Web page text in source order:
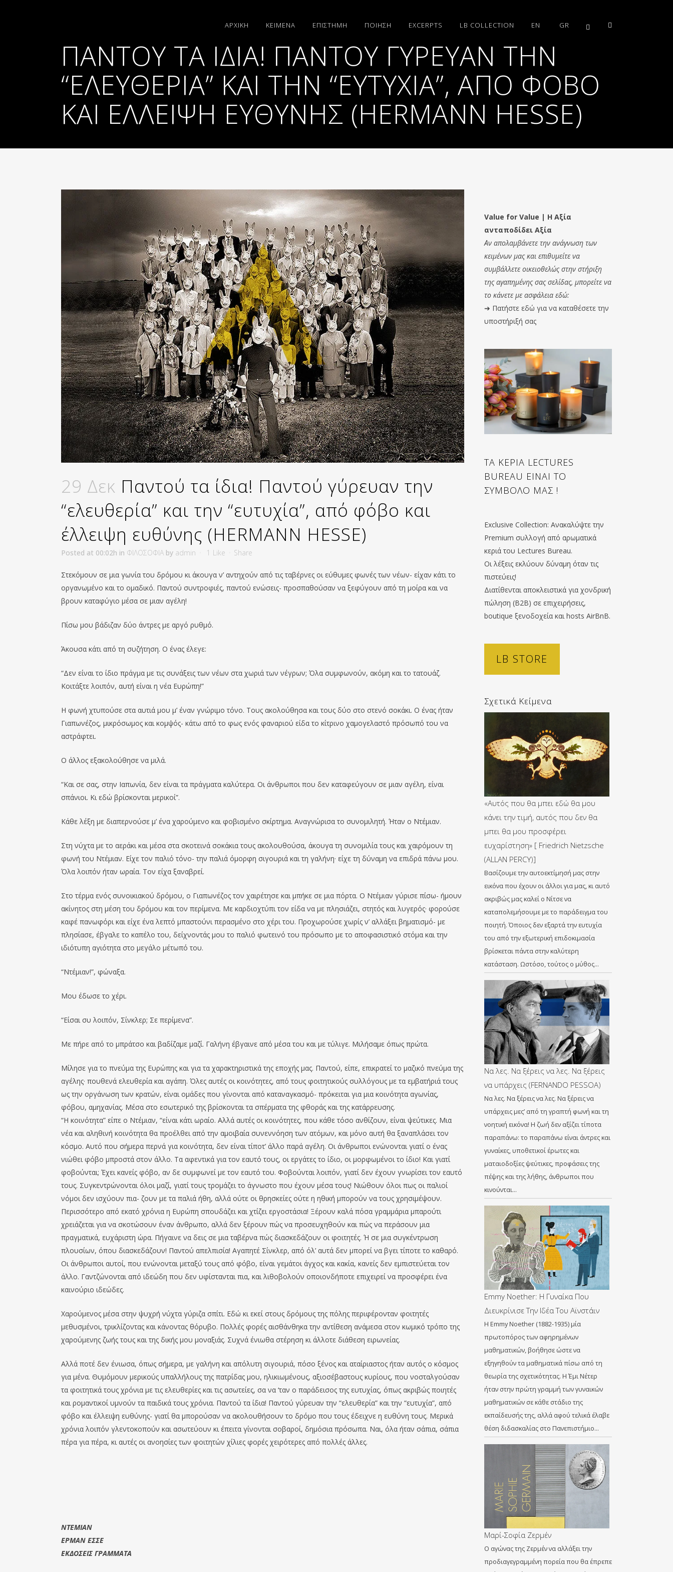
ΑΡΧΙΚΗ ΚΕΙΜΕΝΑ ΕΠΙΣΤΗΜΗ ΠΟΙΗΣΗ EXCERPTS LB COLLECTION EN GR
ΠΑΝΤΟΎ ΤΑ ΊΔΙΑ! ΠΑΝΤΟΎ ΓΎΡΕΥΑΝ ΤΗΝ
“ΕΛΕΥΘΕΡΊΑ” ΚΑΙ ΤΗΝ “ΕΥΤΥΧΊΑ”, ΑΠΌ ΦΌΒΟ
ΚΑΙ ΈΛΛΕΙΨΗ ΕΥΘΎΝΗΣ (HERMANN HESSE)
29 Δεκ Παντού τα ίδια! Παντού γύρευαν την
“ελευθερία” και την “ευτυχία”, από φόβο και
έλλειψη ευθύνης (HERMANN HESSE)
Posted at 00:02h in ΦΙΛΟΣΟΦΙΑ by admin 1 Like Share
Στεκόμουν σε μια γωνία του δρόμου κι άκουγα ν’ αντηχούν από τις ταβέρνες οι εύθυμες φωνές των νέων- είχαν κάτι το
οργανωμένο και το ομαδικό. Παντού συντροφιές, παντού ενώσεις- προσπαθούσαν να ξεφύγουν από τη μοίρα και να
βρουν καταφύγιο μέσα σε μιαν αγέλη!
Πίσω μου βάδιζαν δύο άντρες με αργό ρυθμό.
Άκουσα κάτι από τη συζήτηση. Ο ένας έλεγε:
“Δεν είναι το ίδιο πράγμα με τις συνάξεις των νέων στα χωριά των νέγρων; Όλα συμφωνούν, ακόμη και το τατουάζ.
Κοιτάξτε λοιπόν, αυτή είναι η νέα Ευρώπη!”
Η φωνή χτυπούσε στα αυτιά μου μ’ έναν γνώριμο τόνο. Τους ακολούθησα και τους δύο στο στενό σοκάκι. Ο ένας ήταν
Γιαπωνέζος, μικρόσωμος και κομψός- κάτω από το φως ενός φαναριού είδα το κίτρινο χαμογελαστό πρόσωπό του να
αστράφτει.
Ο άλλος εξακολούθησε να μιλά.
“Και σε σας, στην Ιαπωνία, δεν είναι τα πράγματα καλύτερα. Οι άνθρωποι που δεν καταφεύγουν σε μιαν αγέλη, είναι
σπάνιοι. Κι εδώ βρίσκονται μερικοί”.
Κάθε λέξη με διαπερνούσε μ’ ένα χαρούμενο και φοβισμένο σκίρτημα. Αναγνώρισα το συνομιλητή. Ήταν ο Ντέμιαν.
Στη νύχτα με το αεράκι και μέσα στα σκοτεινά σοκάκια τους ακολουθούσα, άκουγα τη συνομιλία τους και χαιρόμουν τη
φωνή του Ντέμιαν. Είχε τον παλιό τόνο- την παλιά όμορφη σιγουριά και τη γαλήνη· είχε τη δύναμη να επιδρά πάνω μου.
Όλα λοιπόν ήταν ωραία. Τον είχα ξαναβρεί.
Στο τέρμα ενός συνοικιακού δρόμου, ο Γιαπωνέζος τον χαιρέτησε και μπήκε σε μια πόρτα. Ο Ντέμιαν γύρισε πίσω- ήμουν
ακίνητος στη μέση του δρόμου και τον περίμενα. Με καρδιοχτύπι τον είδα να με πλησιάζει, στητός και λυγερός· φορούσε
καφέ πανωφόρι και είχε ένα λεπτό μπαστούνι περασμένο στο χέρι του. Προχωρούσε χωρίς ν’ αλλάξει βηματισμό- με
πλησίασε, έβγαλε το καπέλο του, δείχνοντάς μου το παλιό φωτεινό του πρόσωπο με το αποφασιστικό στόμα και την
ιδιότυπη αγιότητα στο μεγάλο μέτωπό του.
“Ντέμιαν!”, φώναξα.
Μου έδωσε το χέρι.
“Είσαι συ λοιπόν, Σίνκλερ; Σε περίμενα”.
Με πήρε από το μπράτσο και βαδίζαμε μαζί. Γαλήνη έβγαινε από μέσα του και με τύλιγε. Μιλήσαμε όπως πρώτα.
Μίλησε για το πνεύμα της Ευρώπης και για τα χαρακτηριστικά της εποχής μας. Παντού, είπε, επικρατεί το μαζικό πνεύμα της
αγέλης· πουθενά ελευθερία και αγάπη. Όλες αυτές οι κοινότητες, από τους φοιτητικούς συλλόγους με τα εμβατήριά τους
ως την οργάνωση των κρατών, είναι ομάδες που γίνονται από καταναγκασμό- πρόκειται για μια κοινότητα αγωνίας,
φόβου, αμηχανίας. Μέσα στο εσωτερικό της βρίσκονται τα σπέρματα της φθοράς και της κατάρρευσης.
“Η κοινότητα” είπε ο Ντέμιαν, “είναι κάτι ωραίο. Αλλά αυτές οι κοινότητες, που κάθε τόσο ανθίζουν, είναι ψεύτικες. Μια
νέα και αληθινή κοινότητα θα προέλθει από την αμοιβαία συνεννόηση των ατόμων, και μόνο αυτή θα ξαναπλάσει τον
κόσμο. Αυτό που σήμερα περνά για κοινότητα, δεν είναι τίποτ’ άλλο παρά αγέλη. Οι άνθρωποι ενώνονται γιατί ο ένας
νιώθει φόβο μπροστά στον άλλο. Τα αφεντικά για τον εαυτό τους, οι εργάτες το ίδιο, οι μορφωμένοι το ίδιο! Και γιατί
φοβούνται; Έχει κανείς φόβο, αν δε συμφωνεί με τον εαυτό του. Φοβούνται λοιπόν, γιατί δεν έχουν γνωρίσει τον εαυτό
τους. Συγκεντρώνονται όλοι μαζί, γιατί τους τρομάζει το άγνωστο που έχουν μέσα τους! Νιώθουν όλοι πως οι παλιοί
νόμοι δεν ισχύουν πια- ζουν με τα παλιά ήθη, αλλά ούτε οι θρησκείες ούτε η ηθική μπορούν να τους χρησιμέψουν.
Περισσότερο από εκατό χρόνια η Ευρώπη σπουδάζει και χτίζει εργοστάσια! Ξέρουν καλά πόσα γραμμάρια μπαρούτι
χρειάζεται για να σκοτώσουν έναν άνθρωπο, αλλά δεν ξέρουν πώς να προσευχηθούν και πώς να περάσουν μια
πραγματικά, ευχάριστη ώρα. Πήγαινε να δεις σε μια ταβέρνα πώς διασκεδάζουν οι φοιτητές. Ή σε μια συγκέντρωση
πλουσίων, όπου διασκεδάζουν! Παντού απελπισία! Αγαπητέ Σίνκλερ, από όλ’ αυτά δεν μπορεί να βγει τίποτε το καθαρό.
Οι άνθρωποι αυτοί, που ενώνονται μεταξύ τους από φόβο, είναι γεμάτοι άγχος και κακία, κανείς δεν εμπιστεύεται τον
άλλο. Γαντζώνονται από ιδεώδη που δεν υφίστανται πια, και λιθοβολούν οποιονδήποτε επιχειρεί να προσφέρει ένα
καινούριο ιδεώδες.
Χαρούμενος μέσα στην ψυχρή νύχτα γύριζα σπίτι. Εδώ κι εκεί στους δρόμους της πόλης περιφέρονταν φοιτητές
μεθυσμένοι, τρικλίζοντας και κάνοντας θόρυβο. Πολλές φορές αισθάνθηκα την αντίθεση ανάμεσα στον κωμικό τρόπο της
χαρούμενης ζωής τους και της δικής μου μοναξιάς. Συχνά ένιωθα στέρηση κι άλλοτε διάθεση ειρωνείας.
Αλλά ποτέ δεν ένιωσα, όπως σήμερα, με γαλήνη και απόλυτη σιγουριά, πόσο ξένος και αταίριαστος ήταν αυτός ο κόσμος
για μένα. Θυμόμουν μερικούς υπαλλήλους της πατρίδας μου, ηλικιωμένους, αξιοσέβαστους κυρίους, που νοσταλγούσαν
τα φοιτητικά τους χρόνια με τις ελευθερίες και τις ασωτείες, σα να ‘ταν ο παράδεισος της ευτυχίας, όπως ακριβώς ποιητές
και ρομαντικοί υμνούν τα παιδικά τους χρόνια. Παντού τα ίδια! Παντού γύρευαν την “ελευθερία” και την “ευτυχία”, από
φόβο και έλλειψη ευθύνης- γιατί θα μπορούσαν να ακολουθήσουν το δρόμο που τους έδειχνε η ευθύνη τους. Μερικά
χρόνια λοιπόν γλεντοκοπούν και ασωτεύουν κι έπειτα γίνονται σοβαροί, δημόσια πρόσωπα. Ναι, όλα ήταν σάπια, σάπια
πέρα για πέρα, κι αυτές οι ανοησίες των φοιτητών χίλιες φορές χειρότερες από πολλές άλλες.
ΝΤΕΜΙΑΝ
ΕΡΜΑΝ ΕΣΣΕ
ΕΚΔΟΣΕΙΣ ΓΡΑΜΜΑΤΑ
Value for Value | Η Αξία
ανταποδίδει Αξία
Αν απολαμβάνετε την ανάγνωση των
κειμένων μας και επιθυμείτε να
συμβάλλετε οικειοθελώς στην στήριξη
της αγαπημένης σας σελίδας, μπορείτε να
το κάνετε με ασφάλεια εδώ:
➔ Πατήστε εδώ για να καταθέσετε την
υποστήριξή σας
ΤΑ ΚΕΡΙΑ LECTURES
BUREAU ΕΙΝΑΙ ΤΟ
ΣΥΜΒΟΛΟ ΜΑΣ !
Exclusive Collection: Ανακαλύψτε την
Premium συλλογή από αρωματικά
κεριά του Lectures Bureau.
Οι λέξεις εκλύουν δύναμη όταν τις
πιστεύεις!
Διατίθενται αποκλειστικά για χονδρική
πώληση (B2B) σε επιχειρήσεις,
boutique ξενοδοχεία και hosts AirBnB.
LB STORE
Σχετικά Κείμενα
«Αυτός που θα μπει εδώ θα μου
κάνει την τιμή, αυτός που δεν θα
μπει θα μου προσφέρει
ευχαρίστηση» [ Friedrich Nietzsche
(ALLAN PERCY)]
Βασίζουμε την αυτοεκτίμησή μας στην
εικόνα που έχουν οι άλλοι για μας, κι αυτό
ακριβώς μας καλεί ο Νίτσε να
καταπολεμήσουμε με το παράδειγμα του
ποιητή. Όποιος δεν εξαρτά την ευτυχία
του από την εξωτερική επιδοκιμασία
βρίσκεται πάντα στην καλύτερη
κατάσταση. Ωστόσο, τούτος ο μύθος…
Να λες. Να ξέρεις να λες. Να ξέρεις
να υπάρχεις (FERNANDO PESSOA)
Να λες. Να ξέρεις να λες. Να ξέρεις να
υπάρχεις μες’ από τη γραπτή φωνή και τη
νοητική εικόνα! Η ζωή δεν αξίζει τίποτα
παραπάνω: το παραπάνω είναι άντρες και
γυναίκες, υποθετικοί έρωτες και
ματαιοδοξίες ψεύτικες, προφάσεις της
πέψης και της λήθης, άνθρωποι που
κινούνται…
Emmy Noether: Η Γυναίκα Που
Διευκρίνισε Την Ιδέα Του Αϊνστάιν
Η Emmy Noether (1882-1935) μία
πρωτοπόρος των αφηρημένων
μαθηματικών, βοήθησε ώστε να
εξηγηθούν τα μαθηματικά πίσω από τη
θεωρία της σχετικότητας. Η Έμι Νέτερ
ήταν στην πρώτη γραμμή των γυναικών
μαθηματικών σε κάθε στάδιο της
εκπαίδευσής της, αλλά αφού τελικά έλαβε
θέση διδασκαλίας στο Πανεπιστήμιο…
Μαρί-Σοφία Ζερμέν
Ο αγώνας της Ζερμέν να αλλάξει την
προδιαγεγραμμένη πορεία που θα έπρεπε